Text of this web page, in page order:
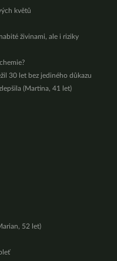
květů
živinami, ale i riziky
30 let bez jediného důkazu
(Martina, 41 let)
52 let)